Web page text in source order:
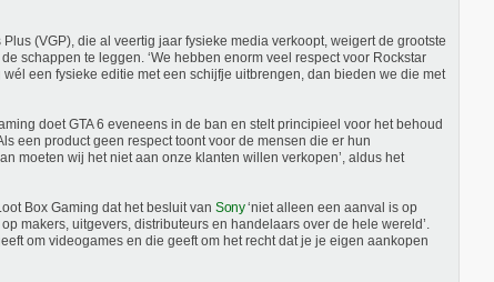
(VGP), die al veertig jaar fysieke media verkoopt, weigert de grootste
schappen te leggen. ‘We hebben enorm veel respect voor Rockstar
een fysieke editie met een schijfje uitbrengen, dan bieden we die met
doet GTA 6 eveneens in de ban en stelt principieel voor het behoud
een product geen respect toont voor de mensen die er hun
moeten wij het niet aan onze klanten willen verkopen’, aldus het
Box Gaming dat het besluit van Sony‘niet alleen een aanval is op
makers, uitgevers, distributeurs en handelaars over de hele wereld’.
om videogames en die geeft om het recht dat je je eigen aankopen